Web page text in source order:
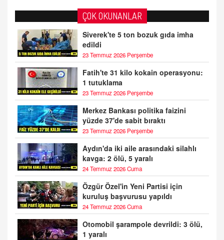
ÇOK OKUNANLAR
Siverek'te 5 ton bozuk gıda imha
edildi
23 Temmuz 2026 Perşembe
Fatih'te 31 kilo kokain operasyonu:
1 tutuklama
23 Temmuz 2026 Perşembe
Merkez Bankası politika faizini
yüzde 37'de sabit bıraktı
23 Temmuz 2026 Perşembe
Aydın'da iki aile arasındaki silahlı
kavga: 2 ölü, 5 yaralı
24 Temmuz 2026 Cuma
Özgür Özel'in Yeni Partisi için
kuruluş başvurusu yapıldı
24 Temmuz 2026 Cuma
Otomobil şarampole devrildi: 3 ölü,
1 yaralı